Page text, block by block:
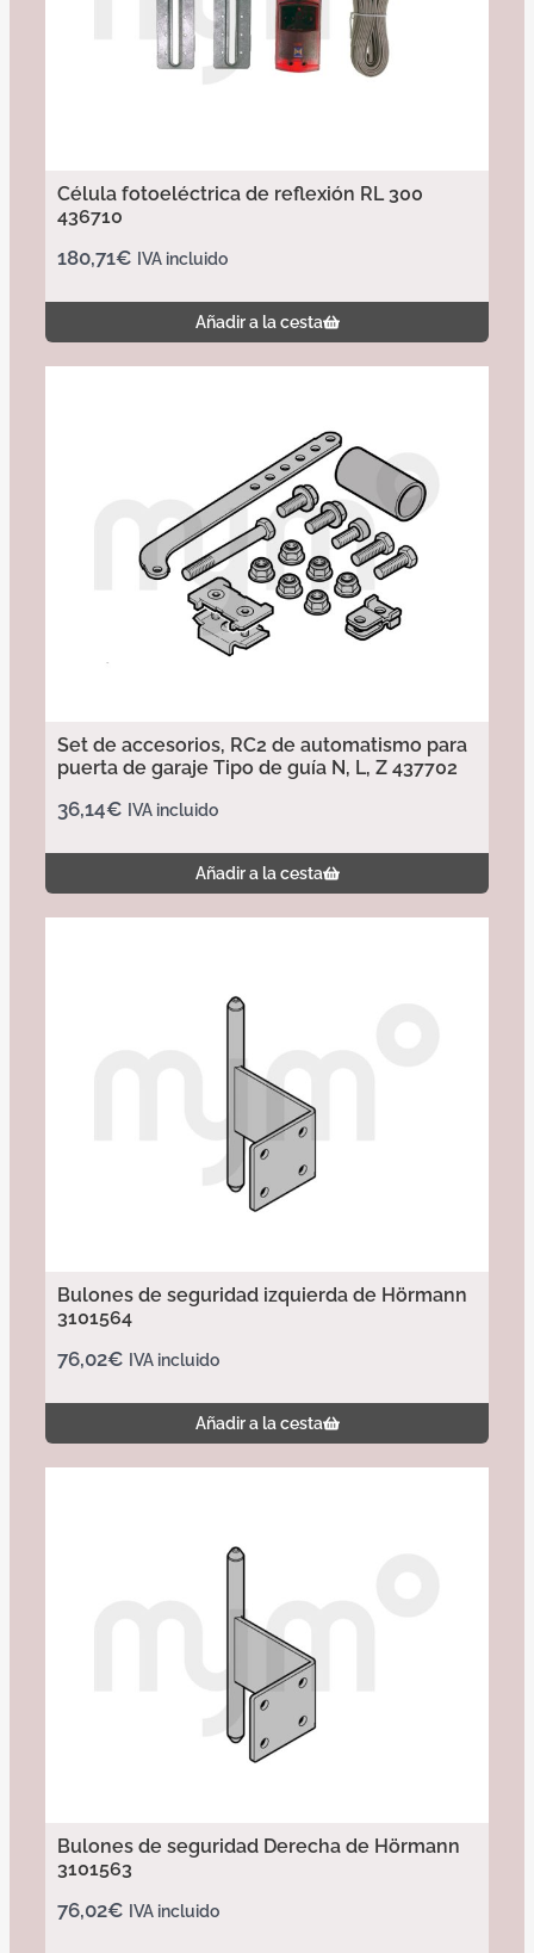
Célula fotoeléctrica de reflexión RL 300
436710
180,71€ IVA incluido
Añadir a la cesta
Set de accesorios, RC2 de automatismo para
puerta de garaje Tipo de guía N, L, Z 437702
36,14€ IVA incluido
Añadir a la cesta
Bulones de seguridad izquierda de Hörmann
3101564
76,02€ IVA incluido
Añadir a la cesta
Bulones de seguridad Derecha de Hörmann
3101563
76,02€ IVA incluido